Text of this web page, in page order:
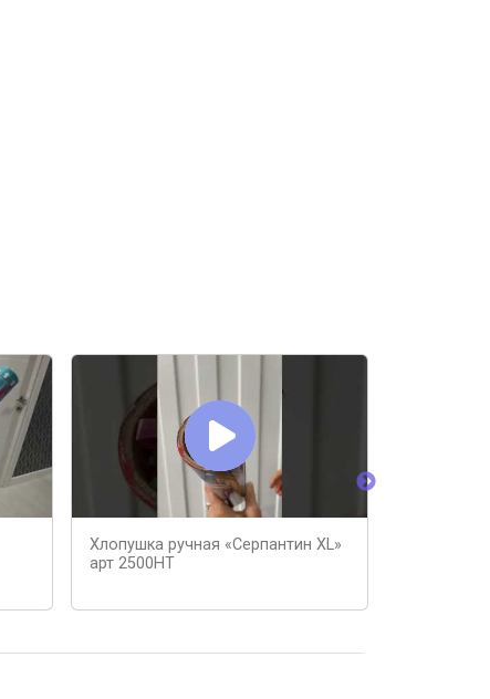
Хлопушка ручная «Серпантин XL»
арт 2500HT